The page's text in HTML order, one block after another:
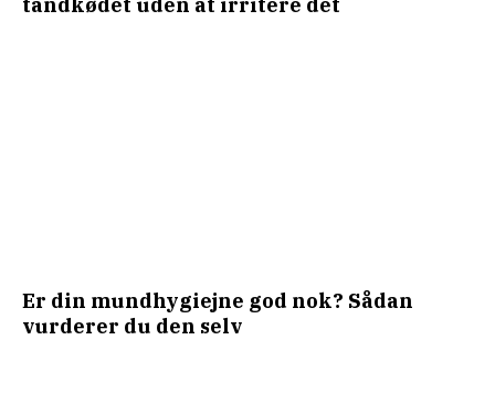
Er din mundhygiejne god nok? Sådan
vurderer du den selv